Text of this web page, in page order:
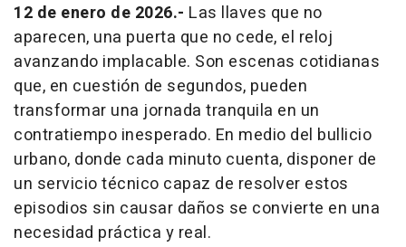
12 de enero de 2026.- Las llaves que no
aparecen, una puerta que no cede, el reloj
avanzando implacable. Son escenas cotidianas
que, en cuestión de segundos, pueden
transformar una jornada tranquila en un
contratiempo inesperado. En medio del bullicio
urbano, donde cada minuto cuenta, disponer de
un servicio técnico capaz de resolver estos
episodios sin causar daños se convierte en una
necesidad práctica y real.